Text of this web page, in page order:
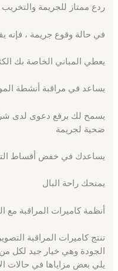
ردع ممتاز للجريمة والتخريب
في حالة وقوع جريمة ، فإنه
يعطي المباني الخاصة بك
يساعد في مراقبة أنشطة
يسمح لك برفع دعوى لدى
ضحية لجريمة
يساعدك في خفض أقساط
يمنحك راحة البال
أنظمة كاميرات المراقبة مع
تنتج كاميرات المراقبة
الجودة وهي خيار جيد لكل من
يلي بعض مزاياها في حالات